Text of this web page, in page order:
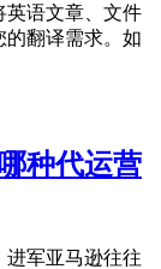
英语文章、文件
的翻译需求。如
种代运营
进军亚马逊往往